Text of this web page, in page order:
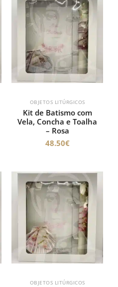
OBJETOS LITÚRGICOS
Kit de Batismo com
Vela, Concha e Toalha
– Rosa
48.50€
OBJETOS LITÚRGICOS